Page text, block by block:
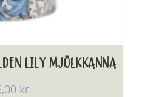
LILY MJÖLKKANNA
kr